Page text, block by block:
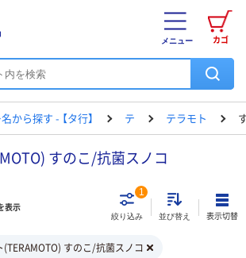
カゴ
メニュー
から探す - 【タ行】 テ テラモト
すのこ/抗菌スノコ
表示
絞り込み
1
並び替え 表示切替
(TERAMOTO) すのこ/抗菌スノコ